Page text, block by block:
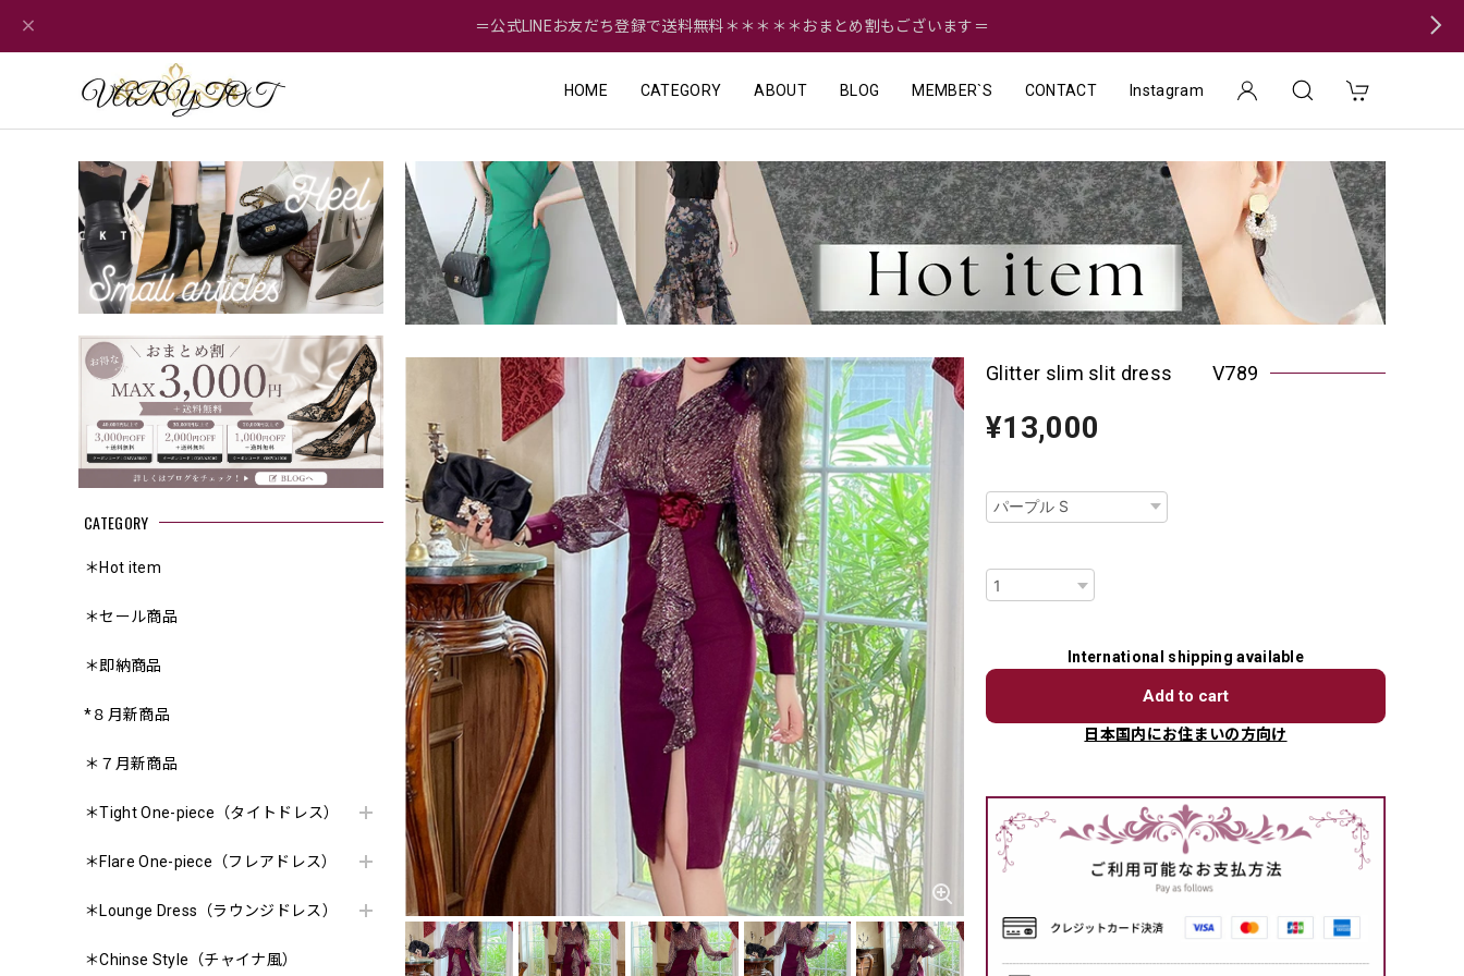
＝公式LINEお友だち登録で送料無料＊＊＊＊＊おまとめ割もございます＝
HOME CATEGORY ABOUT BLOG MEMBER`S CONTACT Instagram
CATEGORY
＊Hot item
＊セール商品
＊即納商品
*８月新商品
＊７月新商品
＊Tight One-piece（タイトドレス）
＊Flare One-piece（フレアドレス）
＊Lounge Dress（ラウンジドレス）
＊Chinse Style（チャイナ風）
Glitter slim slit dress V789
¥13,000
International shipping available
Add to cart
日本国内にお住まいの方向け